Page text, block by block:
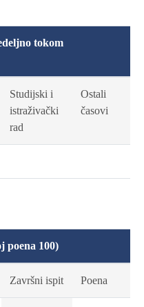
tokom
Studijski i
istraživački
rad
Ostali
časovi
poena 100)
Završni ispit Poena